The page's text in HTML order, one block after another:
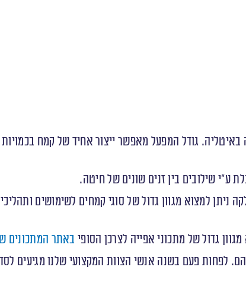
(משנת 1895) והשנייה בגודלה באיטליה. גודל המפעל מאפשר ייצור אחיד
ע”י שילובים בין זנים שונים של חיטה.
למצוא מגוון גדול של סוגי קמחים לשימושים
באתר המתכונים
לפחות פעם בשנה אנשי הצוות המקצועי שלנו מגיעים